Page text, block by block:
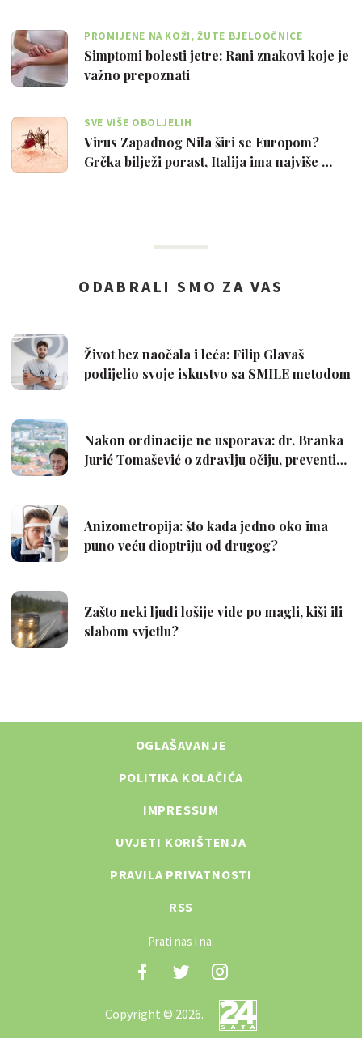
PROMIJENE NA KOŽI, ŽUTE BJELOOČNICE
Simptomi bolesti jetre: Rani znakovi koje je
važno prepoznati
SVE VIŠE OBOLJELIH
Virus Zapadnog Nila širi se Europom?
Grčka bilježi porast, Italija ima najviše …
OGLAŠAVANJE
POLITIKA KOLAČIĆA
IMPRESSUM
UVJETI KORIŠTENJA
PRAVILA PRIVATNOSTI
RSS
Prati nas i na:
Copyright © 2026.